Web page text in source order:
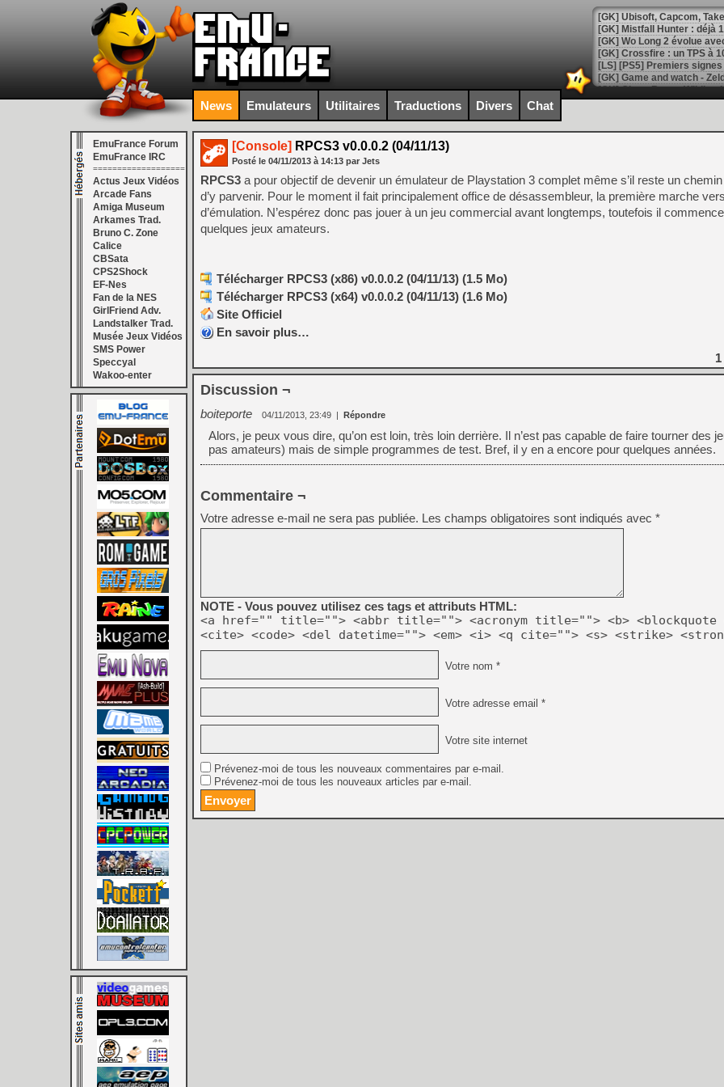
[GK] Mistfall Hunter : déjà
[GK] Wo Long 2 évolue
[GK] Crossfire : un TPS à
[LS] [PS5] Premiers
[Mo5] DOOM arrive en
[GK] Bethesda fête les 30
[GK] Roblox : l'action en
[GK] Agenda - GeForce
[LS] [PS5] ps5-y2jb-
[GK] Pourquoi Marvel
[GK] Test : Restory : Chill
[GK] GTA 6 : Rockstar
[GK] Hot Wheels Infinite
[GK] Mémoire cash -
[GK] Résultats Nintendo :
[GK] Déjà des
[Mo5] Brickboy cherche à
[GK] Minecraft et ses «
[GK] Beast of
[GK] Ubisoft : fin de partie
[GK] Mémoire cash -
[GK] Dan Houser (GTA)
[GK] Comment EA Sports
[GK] Crimson Moon : un
[GK] Isle of Reveries : le
[GK] Moonlighter 2 : The
[GK] Capcom relance
[Mo5] Deux inédits du
[GK] Le beat'em up The
News Emulateurs Utilitaires Traductions Divers Chat
EmuFrance Forum
EmuFrance IRC
===================
Actus Jeux Vidéos
Arcade Fans
Amiga Museum
Arkames Trad.
Bruno C. Zone
Calice
CBSata
CPS2Shock
EF-Nes
Fan de la NES
GirlFriend Adv.
Landstalker Trad.
Musée Jeux Vidéos
SMS Power
Speccyal
Wakoo-enter
[Console] RPCS3 v0.0.0.2 (04/11/13)
Posté le 04/11/2013 à 14:13 par Jets
RPCS3 a pour objectif de devenir un émulateur de Playstation 3 complet même s’il reste un
d’y parvenir. Pour le moment il fait principalement office de désassembleur, la première marche
d’émulation. N’espérez donc pas jouer à un jeu commercial avant longtemps, toutefois il
quelques jeux amateurs.
Télécharger RPCS3 (x86) v0.0.0.2 (04/11/13) (1.5 Mo)
Télécharger RPCS3 (x64) v0.0.0.2 (04/11/13) (1.6 Mo)
Site Officiel
En savoir plus…
1
Discussion ¬
boiteporte 04/11/2013, 23:49 | Répondre
Alors, je peux vous dire, qu’on est loin, très loin derrière. Il n’est pas capable de faire tourner des
pas amateurs) mais de simple programmes de test. Bref, il y en a encore pour quelques années.
Commentaire ¬
Votre adresse e-mail ne sera pas publiée. Les champs obligatoires sont indiqués avec *
NOTE - Vous pouvez utilisez ces tags et attributs HTML:
<a href="" title=""> <abbr title=""> <acronym title=""> <b> <blockquote
<cite> <code> <del datetime=""> <em> <i> <q cite=""> <s> <strike>
Votre nom *
Votre adresse email *
Votre site internet
Prévenez-moi de tous les nouveaux commentaires par e-mail.
Prévenez-moi de tous les nouveaux articles par e-mail.